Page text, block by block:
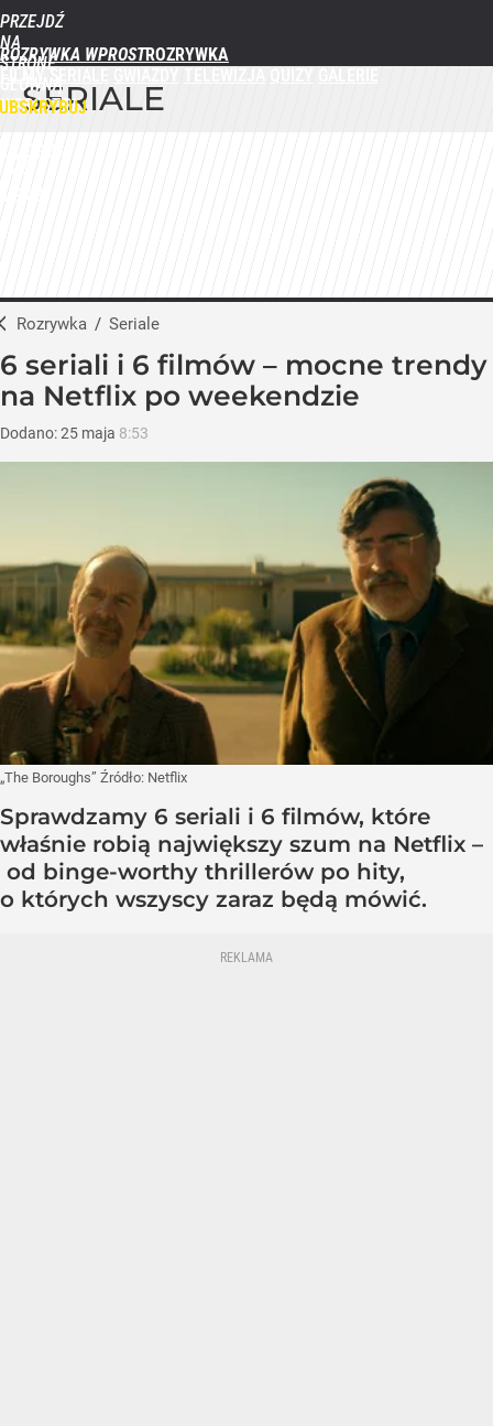
PRZEJDŹ
NA
STRONĘ
GŁÓWNĄ
WPROST.PL
ROZRYWKA WPROST
SERIALE
Rozrywka / Seriale
6 seriali i 6 filmów – mocne trendy
na Netflix po weekendzie
Dodano:25 maja 8:53
„The Boroughs” Źródło: Netflix
Sprawdzamy 6 seriali i 6 filmów, które
właśnie robią największy szum na Netflix –
od binge-worthy thrillerów po hity,
o których wszyscy zaraz będą mówić.